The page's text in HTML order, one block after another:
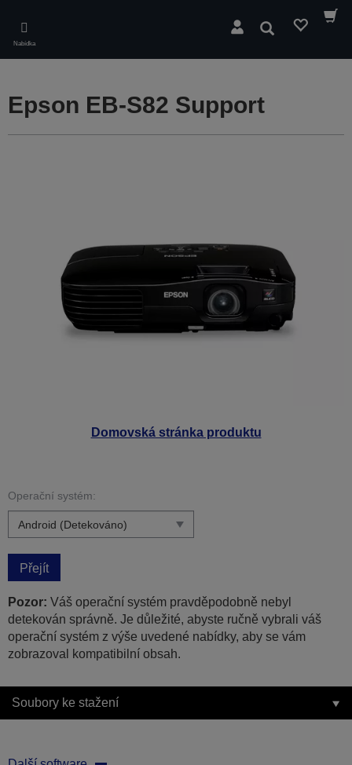
main
content
Nabídka
Hledat
Domovská stránka produktu
Epson EB-S82 Support
Operační systém:
Přejít
Pozor: Váš operační systém pravděpodobně nebyl
detekován správně. Je důležité, abyste ručně vybrali váš
operační systém z výše uvedené nabídky, aby se vám
zobrazoval kompatibilní obsah.
Soubory ke stažení